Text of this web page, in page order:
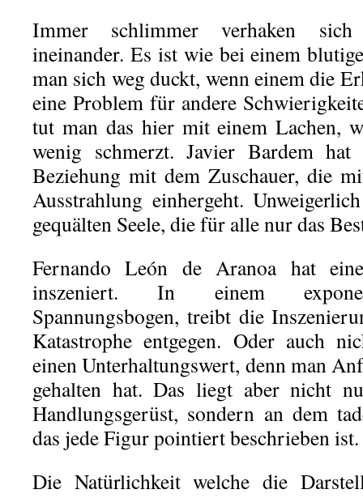
Immer schlimmer verhaken
ineinander. Es ist wie bei einem
man sich weg duckt, wenn einem die
eine Problem für andere
tut man das hier mit einem Lachen,
wenig schmerzt. Javier Bardem
Beziehung mit dem Zuschauer, die
Ausstrahlung einhergeht.
gequälten Seele, die für alle nur das
Fernando León de Aranoa hat
inszeniert. In einem
Spannungsbogen, treibt die
Katastrophe entgegen. Oder auch
einen Unterhaltungswert, denn man
gehalten hat. Das liegt aber nicht
Handlungsgerüst, sondern an dem
das jede Figur pointiert beschrieben ist.
Die Natürlichkeit welche die